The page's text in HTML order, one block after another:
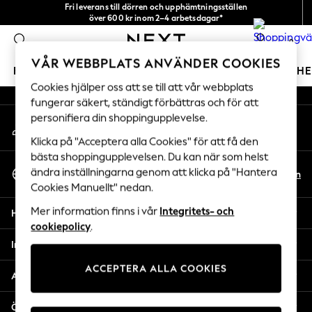
Fri leverans till dörren och upphämtningsställen
över 600 kr inom 2–4 arbetsdagar*
0
FLICKOR POJKAR BABY DAMER HERRAR
GIRLS
New In
50 - 92cm
98 - 110cm
116 - 134cm
140 - 174cm
Trending: Top & Short Sets
Trending: Clogs
All Clothing
Coats & Jackets
Sweatshirts & Hoodies
An error occurred on client
Våra sociala nätverk
Mitt konto
Logga in på ditt konto
Välj Språk
Svenska
Sv En
Hjälp
Integritet & Juridik
Avdelningar
Övriga tjänster
VÅR WEBBPLATS ANVÄNDER COOKIES
Cookies hjälper oss att se till att vår webbplats
fungerar säkert, ständigt förbättras och för att
personifiera din shoppingupplevelse.
Klicka på "Acceptera alla Cookies" för att få den
bästa shoppingupplevelsen. Du kan när som helst
ändra inställningarna genom att klicka på "Hantera
Cookies Manuellt" nedan.
Mer information finns i vår Integritets- och
cookiepolicy.
ACCEPTERA ALLA COOKIES